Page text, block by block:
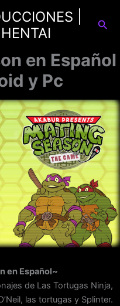
|
en Español
y Pc
en Español~
de Las Tortugas Ninja,
las tortugas y Splinter.